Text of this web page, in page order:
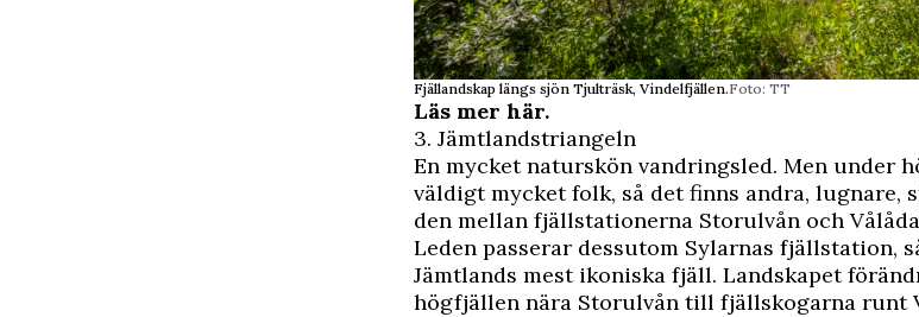
Fjällandskap längs sjön Tjulträsk, Vindelfjällen.Foto: TT
Läs mer här.
3. Jämtlandstriangeln
En mycket naturskön vandringsled. Men under
väldigt mycket folk, så det finns andra, lugnare,
den mellan fjällstationerna Storulvån och
Leden passerar dessutom Sylarnas fjällstation,
Jämtlands mest ikoniska fjäll. Landskapet
högfjällen nära Storulvån till fjällskogarna runt